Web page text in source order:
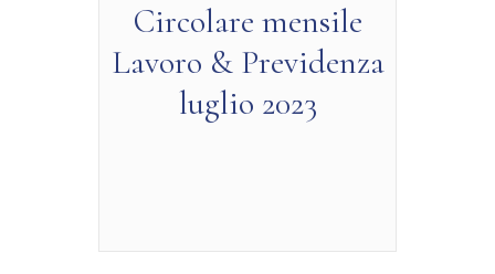
Circolare mensile
Lavoro & Previdenza
luglio 2023